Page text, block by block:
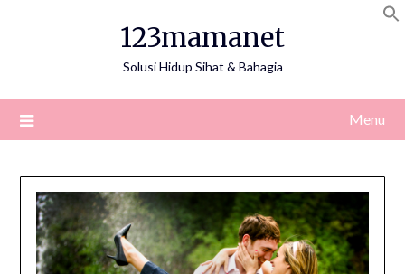
123mamanet
Solusi Hidup Sihat & Bahagia
Menu